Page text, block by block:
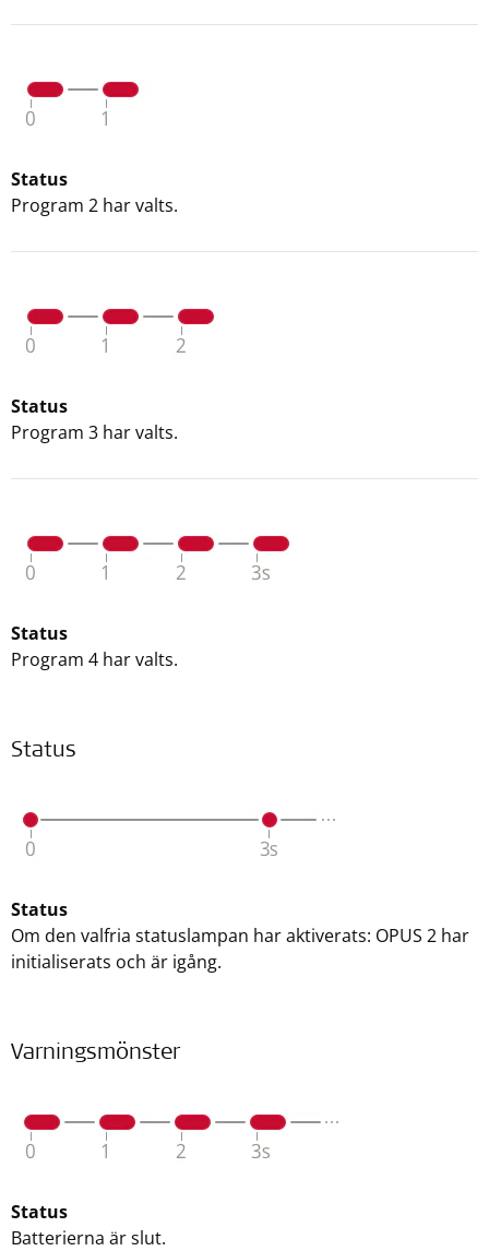
Status
Program 2 har valts.
Status
Program 3 har valts.
Status
Program 4 har valts.
Status
Status
Om den valfria statuslampan har aktiverats: OPUS 2 har
initialiserats och är igång.
Varningsmönster
Status
Batterierna är slut.